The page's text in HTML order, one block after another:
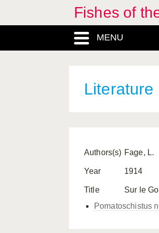
Fishes of
MENU
Literature
Authors(s) Fage, L.
Year 1914
Title
Sur le
Pomatoschistus